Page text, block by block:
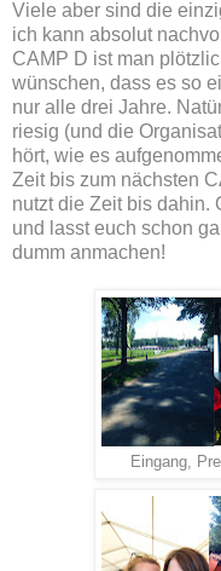
Viele aber sind die
ich kann absolut
CAMP D ist man
wünschen, dass es so
nur alle drei Jahre.
riesig (und die
hört, wie es
Zeit bis zum nächsten
nutzt die Zeit bis dahin.
und lasst euch schon
dumm anmachen!
Eingang,